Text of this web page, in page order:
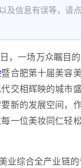
及信息有误等，请点
日，一场万众瞩
暨合肥第十届美容
交相辉映的城市
新的发展空间，
一位美妆同仁轻
业综合全产业链